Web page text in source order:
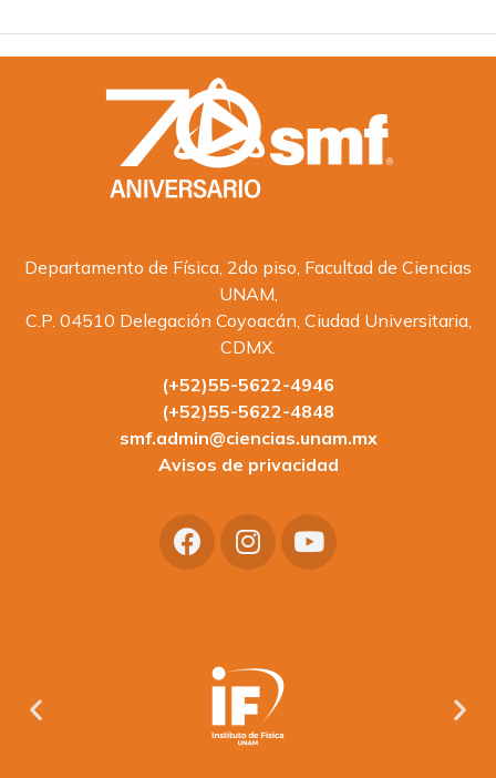
Departamento de Física, 2do piso, Facultad de Ciencias
UNAM,
C.P. 04510 Delegación Coyoacán, Ciudad Universitaria,
CDMX.
(+52)55-5622-4946
(+52)55-5622-4848
smf.admin@ciencias.unam.mx
Avisos de privacidad